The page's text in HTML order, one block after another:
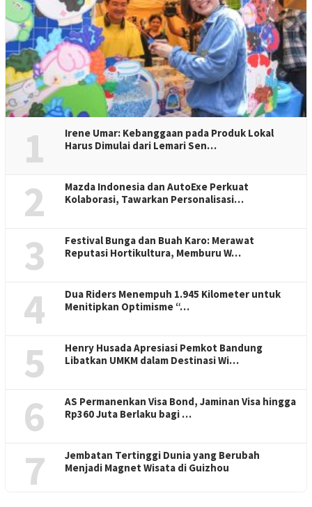
1
Irene Umar: Kebanggaan pada Produk Lokal
Harus Dimulai dari Lemari Sen…
2
Mazda Indonesia dan AutoExe Perkuat
Kolaborasi, Tawarkan Personalisasi…
3
Festival Bunga dan Buah Karo: Merawat
Reputasi Hortikultura, Memburu W…
4
Dua Riders Menempuh 1.945 Kilometer untuk
Menitipkan Optimisme “…
5
Henry Husada Apresiasi Pemkot Bandung
Libatkan UMKM dalam Destinasi Wi…
6
AS Permanenkan Visa Bond, Jaminan Visa hingga
Rp360 Juta Berlaku bagi …
7
Jembatan Tertinggi Dunia yang Berubah
Menjadi Magnet Wisata di Guizhou